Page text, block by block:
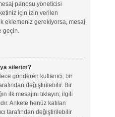
panosu yöneticisi
için izin verilen
eklemeniz gerekiyorsa, mesaj
geçin.
silerim?
gönderen kullanıcı, bir
değiştirilebilir. Bir
ilk mesajını tıklayın; ilgili
Ankete henüz katılan
tarafından değiştirilebilir